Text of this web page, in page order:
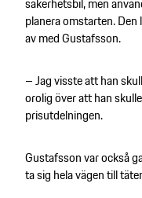
planera omstarten.
av med Gustafsson.
– Jag visste att han
orolig över att han
prisutdelningen.
Gustafsson var också
ta sig hela vägen till